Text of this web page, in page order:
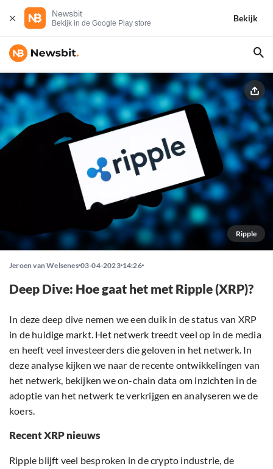
Newsbit
Bekijk in de Google Play store
Bekijk
Ripple
Jeroen van Welsenes 03-04-2023 14:26
Deep Dive: Hoe gaat het met Ripple (XRP)?
In deze deep dive nemen we een duik in de status van XRP
in de huidige markt. Het netwerk treedt veel op in de media
en heeft veel investeerders die geloven in het netwerk. In
deze analyse kijken we naar de recente ontwikkelingen van
het netwerk, bekijken we on-chain data om inzichten in de
adoptie van het netwerk te verkrijgen en analyseren we de
koers.
Recent XRP nieuws
Ripple blijft veel besproken in de crypto industrie, de